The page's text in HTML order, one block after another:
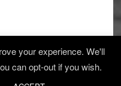
your experience. We'll
can opt-out if you wish.